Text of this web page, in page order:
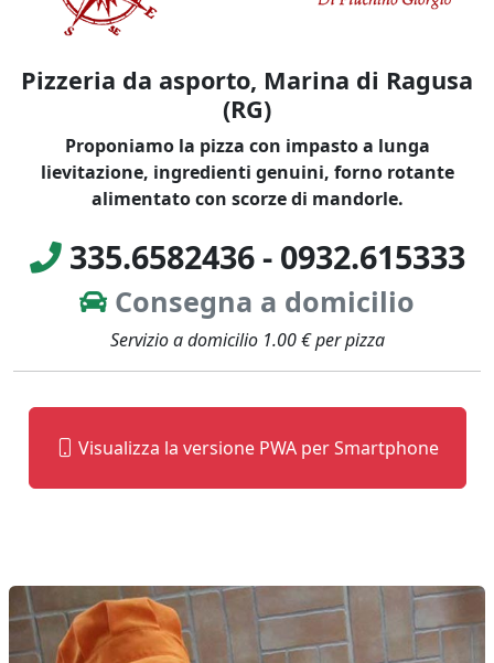
Pizzeria da asporto, Marina di Ragusa
(RG)
Proponiamo la pizza con impasto a lunga
lievitazione, ingredienti genuini, forno rotante
alimentato con scorze di mandorle.
335.6582436- 0932.615333
Consegna a domicilio
Servizio a domicilio 1.00 € per pizza
Visualizza la versione PWA per Smartphone